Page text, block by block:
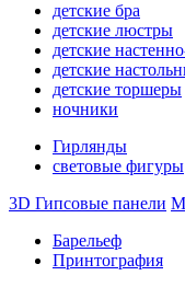
детские бра
детские люстры
детские
детские
детские торшеры
ночники
Гирлянды
световые фигуры
3D Гипсовые панели
Барельеф
Принтография